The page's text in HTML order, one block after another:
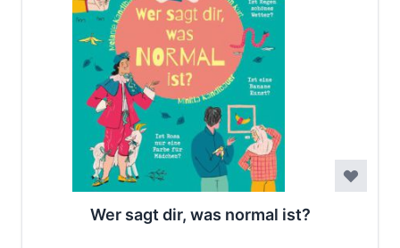
Wer sagt dir, was normal ist?